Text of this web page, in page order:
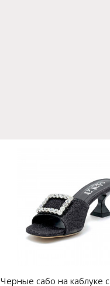
Черные сабо на каблуке с